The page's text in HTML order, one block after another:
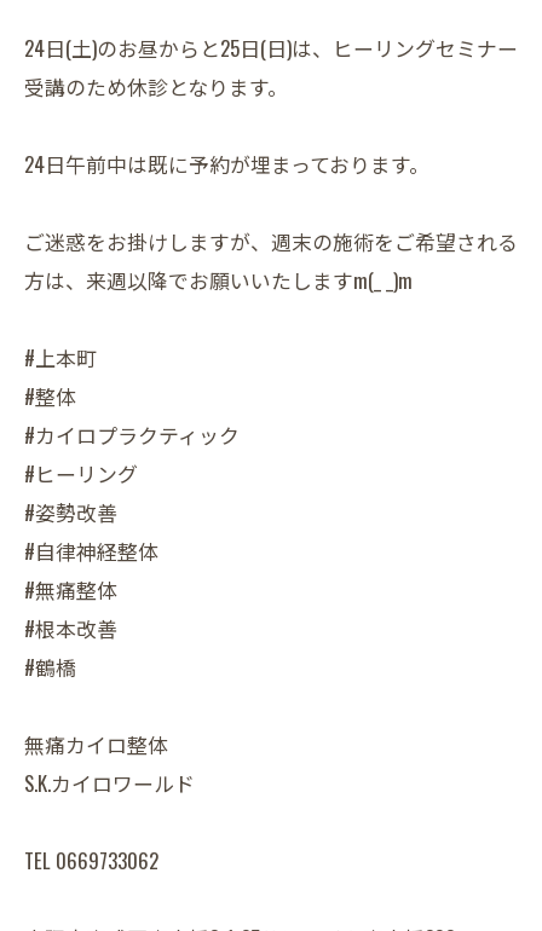
24日(土)のお昼からと25日(日)は、ヒーリングセミナー
受講のため休診となります。
24日午前中は既に予約が埋まっております。
ご迷惑をお掛けしますが、週末の施術をご希望される
方は、来週以降でお願いいたしますm(_ _)m
#上本町
#整体
#カイロプラクティック
#ヒーリング
#姿勢改善
#自律神経整体
#無痛整体
#根本改善
#鶴橋
無痛カイロ整体
S.K.カイロワールド
TEL 0669733062